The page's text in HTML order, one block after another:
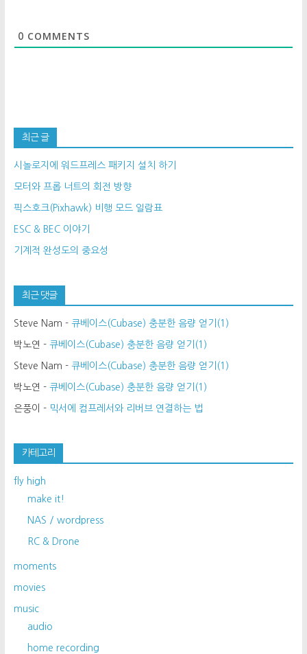
0 COMMENTS
최근 글
시놀로지에 워드프레스 패키지 설치 하기
모터와 프롭 너트의 회전 방향
픽스호크(Pixhawk) 비행 모드 일람표
ESC & BEC 이야기
기계적 완성도의 중요성
최근 댓글
Steve Nam - 큐베이스(Cubase) 충분한 음량 얻기(1)
박노연 - 큐베이스(Cubase) 충분한 음량 얻기(1)
Steve Nam - 큐베이스(Cubase) 충분한 음량 얻기(1)
박노연 - 큐베이스(Cubase) 충분한 음량 얻기(1)
은풍이 - 믹서에 컴프레서와 리버브 연결하는 법
카테고리
fly high
make it!
NAS / wordpress
RC & Drone
moments
movies
music
audio
home recording